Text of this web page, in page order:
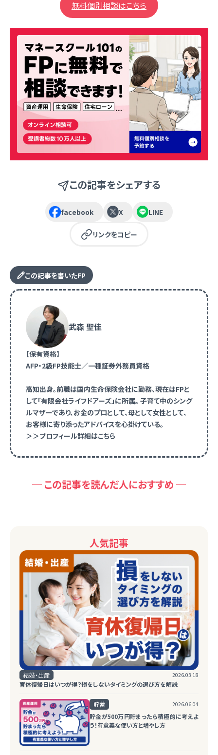
無料個別相談はこちら
この記事をシェアする
facebook X LINE
リンクをコピー
この記事を書いたFP
武森 聖佳
【保有資格】
AFP・2級FP技能士／一種証券外務員資格
高知出身。前職は国内生命保険会社に勤務、現在はFPと
して「有限会社ライフドアーズ」に所属。 子育て中のシング
ルマザーであり、お金のプロとして、母として女性として、
お客様に寄り添ったアドバイスを心掛けている。
＞＞プロフィール詳細はこちら
この記事を読んだ人におすすめ
人気記事
結婚・出産 2026.03.18
育休復帰日はいつが得？損をしないタイミングの選び方を解説
貯蓄 2026.06.04
貯金が500万円貯まったら積極的に考えよ
う！有意義な使い方と増やし方